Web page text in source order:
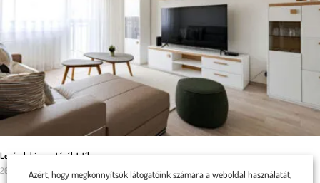
Legénylakás – natúr életstílus
2025.07.08.Azért, hogy megkönnyítsük látogatóink számára a weboldal használatát,